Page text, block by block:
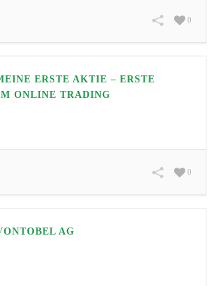
0
ERSTE AKTIE – ERSTE
ONLINE TRADING
0
AG